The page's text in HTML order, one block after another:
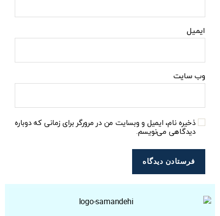
ایمیل
وب‌ سایت
ذخیره نام، ایمیل و وبسایت من در مرورگر برای زمانی که دوباره
دیدگاهی می‌نویسم.